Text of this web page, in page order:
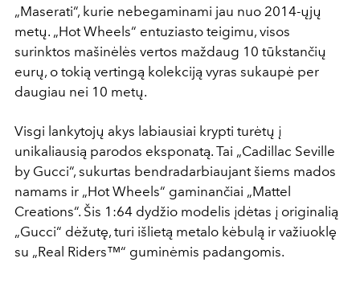
„Maserati“, kurie nebegaminami jau nuo 2014-ųjų
metų. „Hot Wheels“ entuziasto teigimu, visos
surinktos mašinėlės vertos maždaug 10 tūkstančių
eurų, o tokią vertingą kolekciją vyras sukaupė per
daugiau nei 10 metų.
Visgi lankytojų akys labiausiai krypti turėtų į
unikaliausią parodos eksponatą. Tai „Cadillac Seville
by Gucci“, sukurtas bendradarbiaujant šiems mados
namams ir „Hot Wheels“ gaminančiai „Mattel
Creations“. Šis 1:64 dydžio modelis įdėtas į originalią
„Gucci“ dėžutę, turi išlietą metalo kėbulą ir važiuoklę
su „Real Riders™“ guminėmis padangomis.